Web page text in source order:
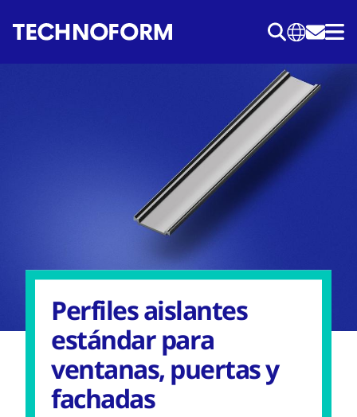
Perfiles aislantes
estándar para
ventanas, puertas y
fachadas